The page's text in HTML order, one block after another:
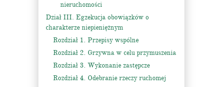
nieruchomości
Dział III. Egzekucja obowiązków o
charakterze niepieniężnym
Rozdział 1. Przepisy wspólne
Rozdział 2. Grzywna w celu przymuszenia
Rozdział 3. Wykonanie zastępcze
Rozdział 4. Odebranie rzeczy ruchomej